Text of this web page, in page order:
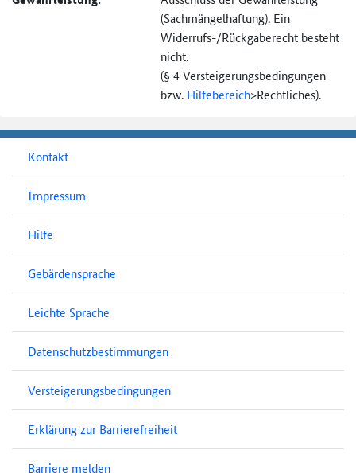
(Sachmängel­haftung). Ein
Widerrufs-/Rückgaberecht besteht
nicht.
(§ 4 Versteigerungs­bedingungen
bzw. Hilfebereich>Rechtliches).
Kontakt
Impressum
Hilfe
Gebärdensprache
Leichte Sprache
Datenschutzbestimmungen
Versteigerungsbedingungen
Erklärung zur Barrierefreiheit
Barriere melden